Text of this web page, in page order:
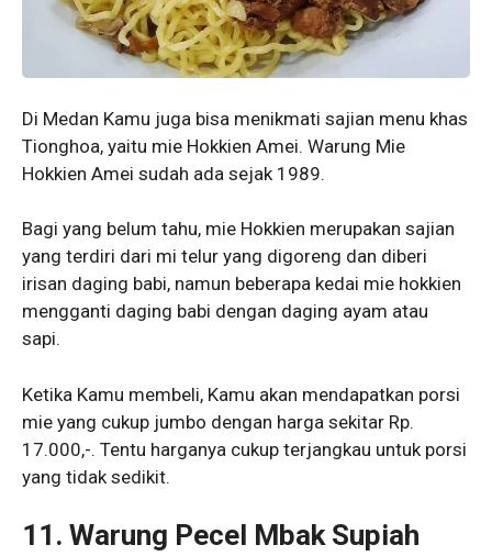
Di Medan Kamu juga bisa menikmati sajian menu khas
Tionghoa, yaitu mie Hokkien Amei. Warung Mie
Hokkien Amei sudah ada sejak 1989.
Bagi yang belum tahu, mie Hokkien merupakan sajian
yang terdiri dari mi telur yang digoreng dan diberi
irisan daging babi, namun beberapa kedai mie hokkien
mengganti daging babi dengan daging ayam atau
sapi.
Ketika Kamu membeli, Kamu akan mendapatkan porsi
mie yang cukup jumbo dengan harga sekitar Rp.
17.000,-. Tentu harganya cukup terjangkau untuk porsi
yang tidak sedikit.
11. Warung Pecel Mbak Supiah